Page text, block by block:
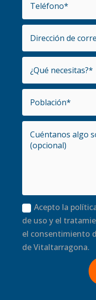
Acepto la
de uso y el
el consentimiento
de Vitaltarragona.